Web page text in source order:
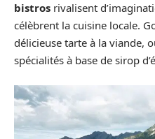
bistros rivalisent
célèbrent la cuisine locale.
délicieuse tarte à la viande,
spécialités à base de sirop